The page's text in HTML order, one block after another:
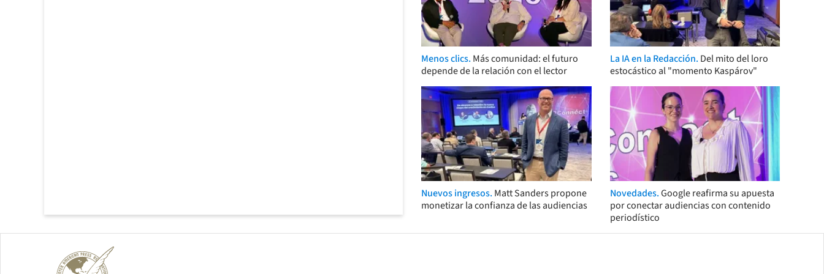
Menos clics. Más comunidad: el futuro
depende de la relación con el lector
La IA en la Redacción. Del mito del loro
estocástico al "momento Kaspárov"
Nuevos ingresos. Matt Sanders propone
monetizar la confianza de las audiencias
Novedades.Google reafirma su apuesta
por conectar audiencias con contenido
periodístico